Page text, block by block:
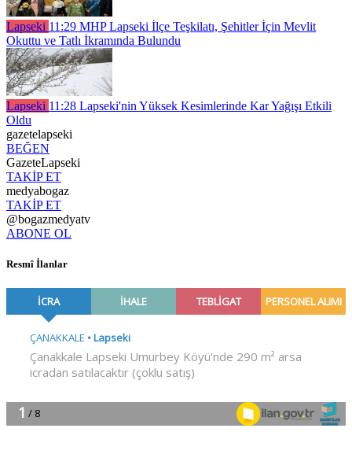
Lapseki 11:29 MHP Lapseki İlçe Teşkilatı, Şehitler İçin Mevlit
Okuttu ve Tatlı İkramında Bulundu
Lapseki 11:28 Lapseki'nin Yüksek Kesimlerinde Kar Yağışı Etkili
Oldu
gazetelapseki
BEĞEN
GazeteLapseki
TAKİP ET
medyabogaz
TAKİP ET
@bogazmedyatv
ABONE OL
Resmî İlanlar